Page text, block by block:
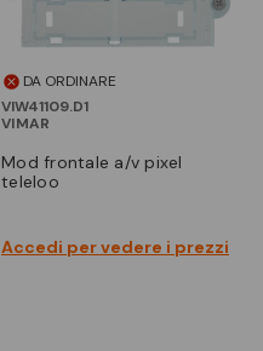
DA ORDINARE
VIW41109.D1
VIMAR
mod frontale a/v pixel
teleloo
Accedi per vedere i prezzi